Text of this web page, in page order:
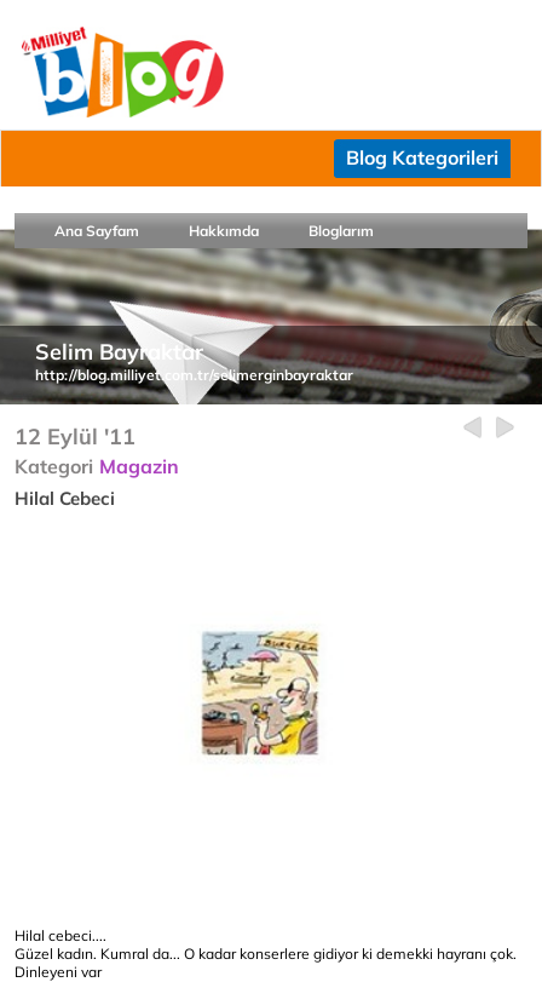
Blog Kategorileri
Ana Sayfam Hakkımda Bloglarım
Selim Bayraktar
http://blog.milliyet.com.tr/selimerginbayraktar
12 Eylül '11
Kategori Magazin
Hilal Cebeci
Hilal cebeci....
Güzel kadın. Kumral da... O kadar konserlere gidiyor ki demekki hayranı çok.
Dinleyeni var